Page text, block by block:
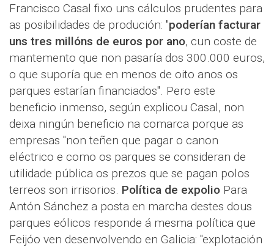
Francisco Casal fixo uns cálculos prudentes para
as posibilidades de produción: "poderían facturar
uns tres millóns de euros por ano, cun coste de
mantemento que non pasaría dos 300.000 euros,
o que suporía que en menos de oito anos os
parques estarían financiados". Pero este
beneficio inmenso, según explicou Casal, non
deixa ningún beneficio na comarca porque as
empresas "non teñen que pagar o canon
eléctrico e como os parques se consideran de
utilidade pública os prezos que se pagan polos
terreos son irrisorios. Política de expolio Para
Antón Sánchez a posta en marcha destes dous
parques eólicos responde á mesma política que
Feijóo ven desenvolvendo en Galicia: "explotación